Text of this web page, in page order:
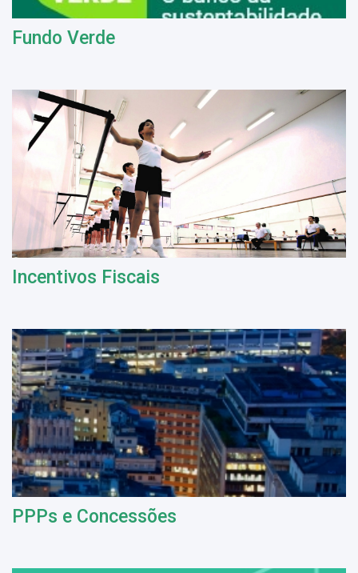
Fundo Verde
Incentivos Fiscais
PPPs e Concessões